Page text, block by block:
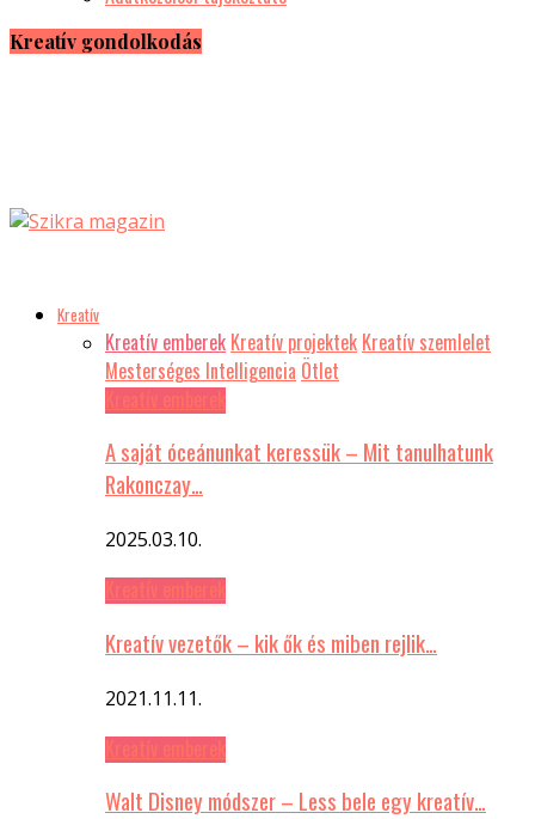
Kreatív gondolkodás
Kreatív
Kreatív emberek Kreatív projektek Kreatív szemlelet
Mesterséges Intelligencia Ötlet
A saját óceánunkat keressük – Mit tanulhatunk
Rakonczay…
2025.03.10.
Kreatív vezetők – kik ők és miben rejlik…
2021.11.11.
Walt Disney módszer – Less bele egy kreatív…